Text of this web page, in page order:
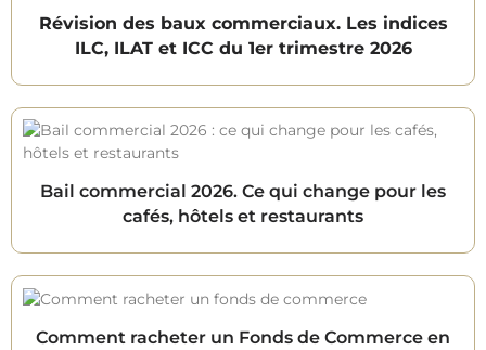
Révision des baux commerciaux. Les indices
ILC, ILAT et ICC du 1er trimestre 2026
Bail commercial 2026. Ce qui change pour les
cafés, hôtels et restaurants
Comment racheter un Fonds de Commerce en